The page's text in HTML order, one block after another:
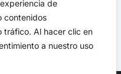
de
contenidos
tráfico. Al hacer clic en
a nuestro uso
buen 2013